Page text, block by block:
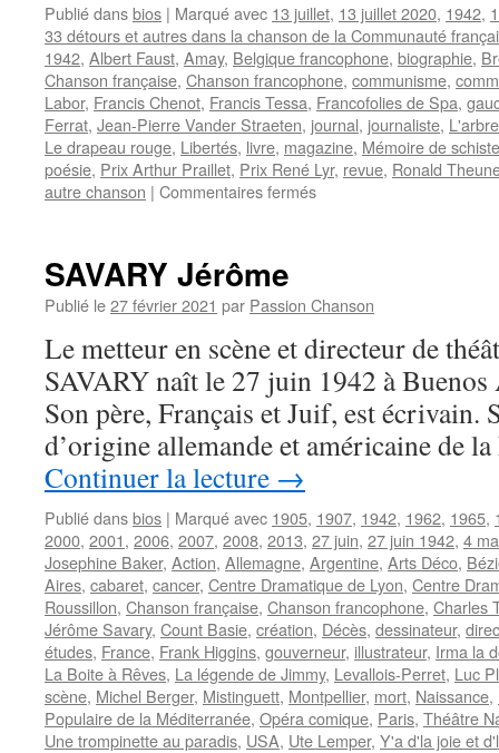
Publié dansbios | Marqué avec 13 juillet, 13 juillet 2020, 1942,
33 détours et autres dans la chanson de la Communauté
1942, Albert Faust, Amay, Belgique francophone, biographie,
Chanson française, Chanson francophone, communisme,
Labor, Francis Chenot, Francis Tessa, Francofolies de Spa,
Ferrat, Jean-Pierre Vander Straeten, journal, journaliste,
Le drapeau rouge, Libertés, livre, magazine, Mémoire de schiste
poésie, Prix Arthur Praillet, Prix René Lyr, revue, Ronald
autre chanson | Commentaires ferméssur
SAVARY Jérôme
Publié le27 février 2021 par Passion Chanson
Le metteur en scène et directeur de
SAVARY naît le 27 juin 1942 à
Son père, Français et Juif, est écrivain.
d’origine allemande et américaine de
Continuer la lecture →
Publié dansbios | Marqué avec 1905, 1907, 1942, 1962, 1965,
2000, 2001, 2006, 2007, 2008, 2013, 27 juin, 27 juin 1942, 4
Josephine Baker, Action, Allemagne, Argentine, Arts Déco,
Aires, cabaret, cancer, Centre Dramatique de Lyon, Centre
Roussillon, Chanson française, Chanson francophone, Charles
Jérôme Savary, Count Basie, création, Décès, dessinateur,
études, France, Frank Higgins, gouverneur, illustrateur, Irma la
La Boite à Rêves, La légende de Jimmy, Levallois-Perret, Luc
scène, Michel Berger, Mistinguett, Montpellier, mort, Naissance,
Populaire de la Méditerranée, Opéra comique, Paris, Théâtre
Une trompinette au paradis, USA, Ute Lemper, Y'a d'la joie et